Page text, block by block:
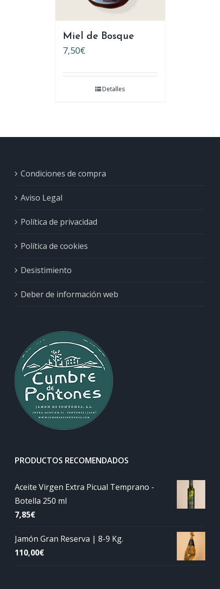
Miel de Bosque
7,50€
Detalles
Condiciones de compra
Aviso Legal
Política de privacidad
Política de cookies
Desistimiento
Deber de información web
PRODUCTOS RECOMENDADOS
Aceite Virgen Extra Picual Temprano -
Botella 250 ml
7,85€
Jamón Gran Reserva | 8-9 Kg.
110,00€